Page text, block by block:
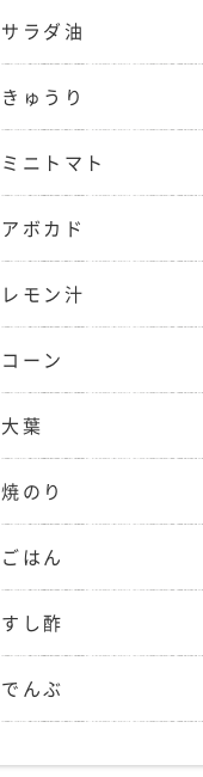
サラダ油
きゅうり
ミニトマト
アボカド
レモン汁
コーン
大葉
焼のり
ごはん
すし酢
でんぶ